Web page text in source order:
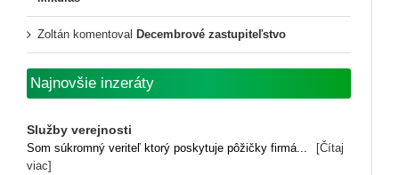
Zoltán komentoval Decembrové zastupiteľstvo
Najnovšie inzeráty
Služby verejnosti
Som súkromný veriteľ ktorý poskytuje pôžičky firmá...
[Čítaj
viac]